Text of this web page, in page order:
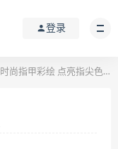
登录
尚指甲彩绘 点亮指尖色彩